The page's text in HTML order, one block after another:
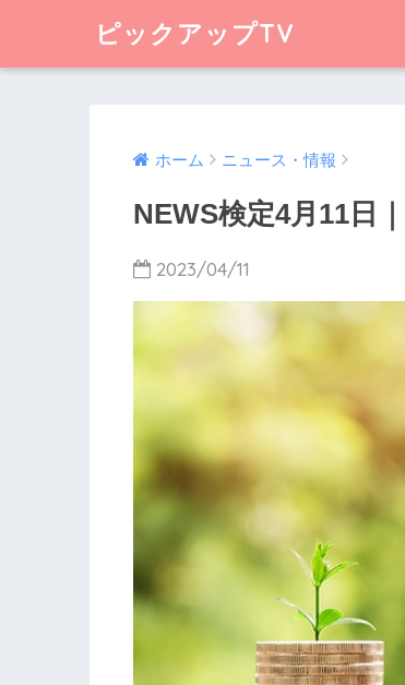
ピックアップTV
ホーム ニュース・情報
NEWS検定4月11日
2023/04/11